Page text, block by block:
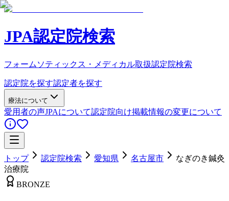
JPA認定院検索
フォームソティックス・メディカル取扱認定院検索
認定院を探す認定者を探す
療法について
愛用者の声JPAについて認定院向け掲載情報の変更について
トップ 認定院検索 愛知県 名古屋市
なぎのき鍼灸
治療院
BRONZE